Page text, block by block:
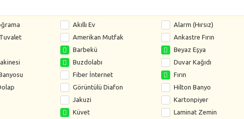
Akıllı Ev
Alarm (Hırsız)
Amerikan Mutfak
Ankastre Fırın
Barbekü
Beyaz Eşya
Buzdolabı
Duvar Kağıdı
Fiber İnternet
Fırın
Görüntülü Diafon
Hilton Banyo
Jakuzi
Kartonpiyer
Küvet
Laminat Zemin